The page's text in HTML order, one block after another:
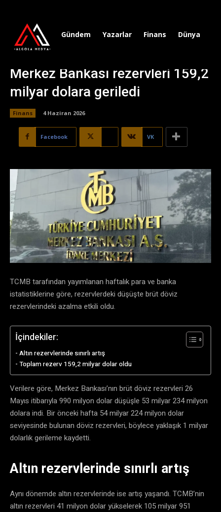
Gündem Yazarlar Finans Dünya
Merkez Bankası rezervleri 159,2
milyar dolara geriledi
Finans 4 Haziran 2026
Facebook VK
TCMB tarafından yayımlanan haftalık para ve banka
istatistiklerine göre, rezervlerdeki düşüşte brüt döviz
rezervlerindeki azalma etkili oldu.
İçindekiler:
Altın rezervlerinde sınırlı artış
Toplam rezerv 159,2 milyar dolar oldu
Verilere göre, Merkez Bankası’nın brüt döviz rezervleri 26
Mayıs itibarıyla 990 milyon dolar düşüşle 53 milyar 234 milyon
dolara indi. Bir önceki hafta 54 milyar 224 milyon dolar
seviyesinde bulunan döviz rezervleri, böylece yaklaşık 1 milyar
dolarlık gerileme kaydetti.
Altın rezervlerinde sınırlı artış
Aynı dönemde altın rezervlerinde ise artış yaşandı. TCMB’nin
altın rezervleri 41 milyon dolar yükselerek 105 milyar 951